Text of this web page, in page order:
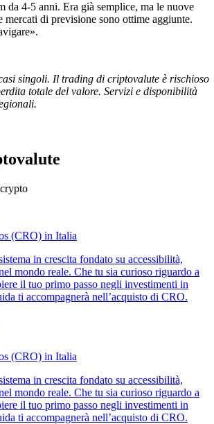
da 4-5 anni. Era già semplice, ma le nuove
di previsione sono ottime aggiunte.
singoli. Il trading di criptovalute è rischioso
totale del valore. Servizi e disponibilità
(CRO) in Italia
in crescita fondato su accessibilità,
mondo reale. Che tu sia curioso riguardo a
il tuo primo passo negli investimenti in
ti accompagnerà nell’acquisto di CRO.
(CRO) in Italia
in crescita fondato su accessibilità,
mondo reale. Che tu sia curioso riguardo a
il tuo primo passo negli investimenti in
ti accompagnerà nell’acquisto di CRO.